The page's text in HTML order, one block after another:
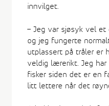
innvilget.
– Jeg var sjøsyk vel
og jeg fungerte
utplassert på tråler er
veldig lærerikt. Jeg
fisker siden det er en
litt lettere når det